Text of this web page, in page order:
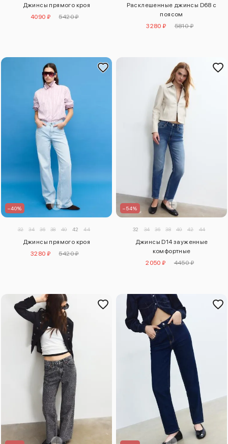
Джинсы прямого кроя
4090 ₽
5420 ₽
Расклешенные джинсы D68 с
поясом
3280 ₽
5810 ₽
–40%
32 34 36 38 40 42 44
Джинсы прямого кроя
3280 ₽
5420 ₽
–54%
32 34 36 38 40 42 44
Джинсы D14 зауженные
комфортные
2050 ₽
4450 ₽